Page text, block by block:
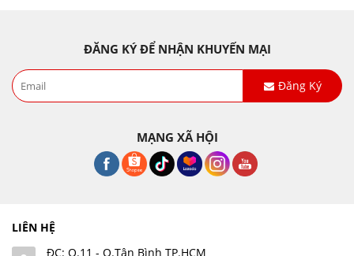
ĐĂNG KÝ ĐỂ NHẬN KHUYẾN MẠI
Đăng Ký
MẠNG XÃ HỘI
LIÊN HỆ
ĐC: Q.11 - Q.Tân Bình TP.HCM